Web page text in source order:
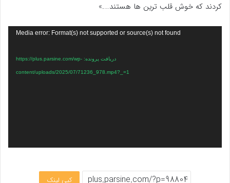
کردند که خوش قلب ترین ها هستند….»
Media error: Format(s) not supported or source(s) not found
دریافت پرونده: https://plus.parsine.com/wp-
content/uploads/2025/07/71236_978.mp4?_=1
کپی لینک